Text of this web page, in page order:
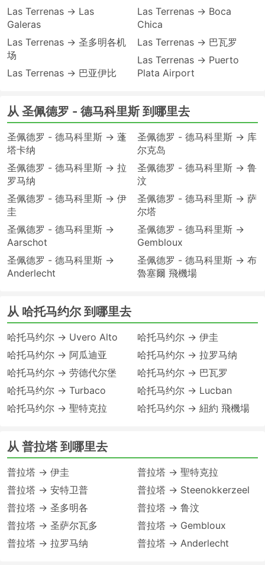
Las Terrenas → Las
Galeras
Las Terrenas → 圣多明各机
场
Las Terrenas → 巴亚伊比
Las Terrenas → Boca
Chica
Las Terrenas → 巴瓦罗
Las Terrenas → Puerto
Plata Airport
从 圣佩德罗 - 德马科里斯 到哪里去
圣佩德罗 - 德马科里斯 → 蓬
塔卡纳
圣佩德罗 - 德马科里斯 → 拉
罗马纳
圣佩德罗 - 德马科里斯 → 伊
圭
圣佩德罗 - 德马科里斯 →
Aarschot
圣佩德罗 - 德马科里斯 →
Anderlecht
圣佩德罗 - 德马科里斯 → 库
尔克岛
圣佩德罗 - 德马科里斯 → 鲁
汶
圣佩德罗 - 德马科里斯 → 萨
尔塔
圣佩德罗 - 德马科里斯 →
Gembloux
圣佩德罗 - 德马科里斯 → 布
魯塞爾 飛機場
从 哈托马约尔 到哪里去
哈托马约尔 → Uvero Alto
哈托马约尔 → 阿瓜迪亚
哈托马约尔 → 劳德代尔堡
哈托马约尔 → Turbaco
哈托马约尔 → 聖特克拉
哈托马约尔 → 伊圭
哈托马约尔 → 拉罗马纳
哈托马约尔 → 巴瓦罗
哈托马约尔 → Lucban
哈托马约尔 → 紐約 飛機場
从 普拉塔 到哪里去
普拉塔 → 伊圭
普拉塔 → 安特卫普
普拉塔 → 圣多明各
普拉塔 → 圣萨尔瓦多
普拉塔 → 拉罗马纳
普拉塔 → 聖特克拉
普拉塔 → Steenokkerzeel
普拉塔 → 鲁汶
普拉塔 → Gembloux
普拉塔 → Anderlecht